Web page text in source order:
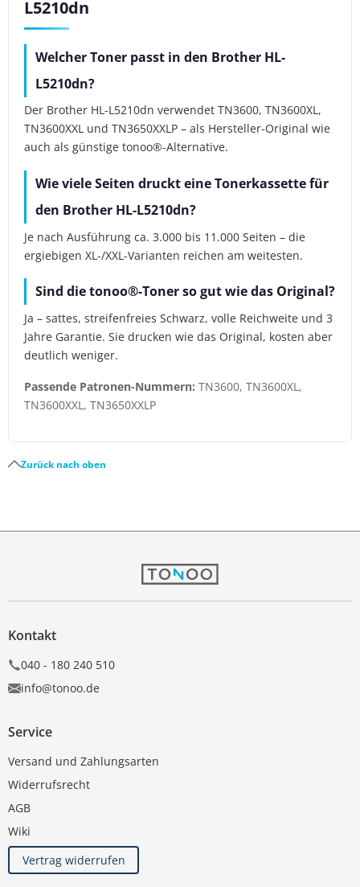
L5210dn
Welcher Toner passt in den Brother HL-
L5210dn?
Der Brother HL-L5210dn verwendet TN3600, TN3600XL,
TN3600XXL und TN3650XXLP – als Hersteller-Original wie
auch als günstige tonoo®-Alternative.
Wie viele Seiten druckt eine Tonerkassette für
den Brother HL-L5210dn?
Je nach Ausführung ca. 3.000 bis 11.000 Seiten – die
ergiebigen XL-/XXL-Varianten reichen am weitesten.
Sind die tonoo®-Toner so gut wie das Original?
Ja – sattes, streifenfreies Schwarz, volle Reichweite und 3
Jahre Garantie. Sie drucken wie das Original, kosten aber
deutlich weniger.
Passende Patronen-Nummern: TN3600, TN3600XL,
TN3600XXL, TN3650XXLP
Zurück nach oben
Kontakt
040 - 180 240 510
info@tonoo.de
Service
Versand und Zahlungsarten
Widerrufsrecht
AGB
Wiki
Vertrag widerrufen